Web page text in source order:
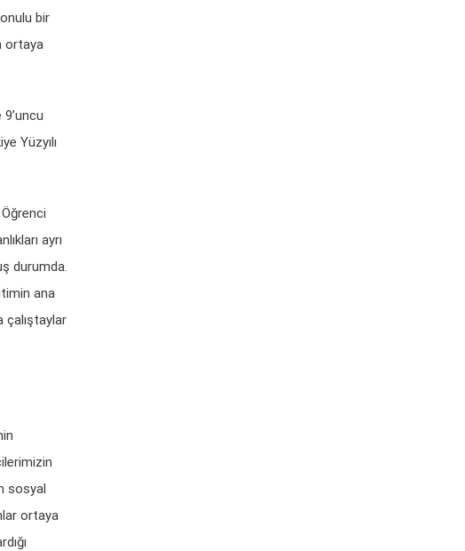
bir
ortaya
Yüzyılı
ayrı
durumda.
ana
çalıştaylar
sosyal
ortaya